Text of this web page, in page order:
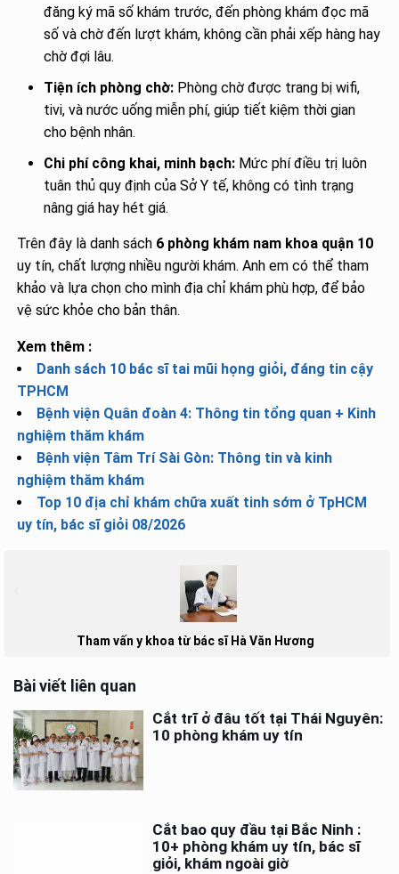
đăng ký mã số khám trước, đến phòng khám đọc mã
số và chờ đến lượt khám, không cần phải xếp hàng hay
chờ đợi lâu.
Tiện ích phòng chờ: Phòng chờ được trang bị wifi,
tivi, và nước uống miễn phí, giúp tiết kiệm thời gian
cho bệnh nhân.
Chi phí công khai, minh bạch: Mức phí điều trị luôn
tuân thủ quy định của Sở Y tế, không có tình trạng
nâng giá hay hét giá.
Trên đây là danh sách 6 phòng khám nam khoa quận 10
uy tín, chất lượng nhiều người khám. Anh em có thể tham
khảo và lựa chọn cho mình địa chỉ khám phù hợp, để bảo
vệ sức khỏe cho bản thân.
Xem thêm :
Danh sách 10 bác sĩ tai mũi họng giỏi, đáng tin cậy
TPHCM
Bệnh viện Quân đoàn 4: Thông tin tổng quan + Kinh
nghiệm thăm khám
Bệnh viện Tâm Trí Sài Gòn: Thông tin và kinh
nghiệm thăm khám
Top 10 địa chỉ khám chữa xuất tinh sớm ở TpHCM
uy tín, bác sĩ giỏi 08/2026
Tham vấn y khoa từ bác sĩ Hà Văn Hương
Bài viết liên quan
Cắt trĩ ở đâu tốt tại Thái Nguyên:
10 phòng khám uy tín
Cắt bao quy đầu tại Bắc Ninh :
10+ phòng khám uy tín, bác sĩ
giỏi, khám ngoài giờ